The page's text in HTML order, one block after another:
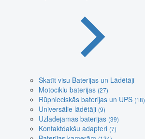
Skatīt visu Baterijas un Lādētāji
Motociklu baterijas (27)
Rūpnieciskās baterijas un UPS (18)
Universālie lādētāji (9)
Uzlādējamas baterijas (39)
Kontaktdakšu adapteri (7)